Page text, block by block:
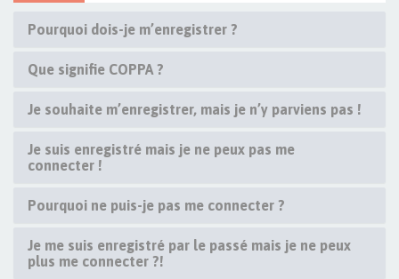
Pourquoi dois-je m’enregistrer ?
Que signifie COPPA ?
Je souhaite m’enregistrer, mais je n’y parviens pas !
Je suis enregistré mais je ne peux pas me
connecter !
Pourquoi ne puis-je pas me connecter ?
Je me suis enregistré par le passé mais je ne peux
plus me connecter ?!